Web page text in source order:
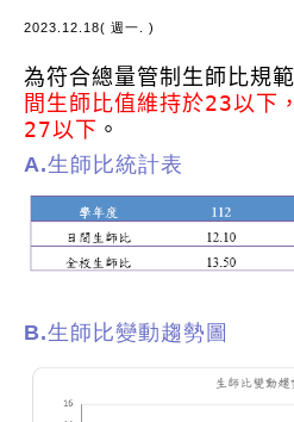
2023.12.18( 週一. )
為符合總量管制生師比規
間生師比值維持於23以下
27以下 。
A.生師比統計表
B.生師比變動趨勢圖